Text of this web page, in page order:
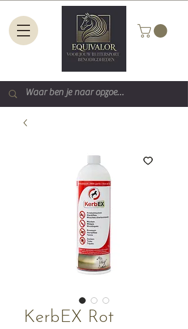
KerbEX Rot